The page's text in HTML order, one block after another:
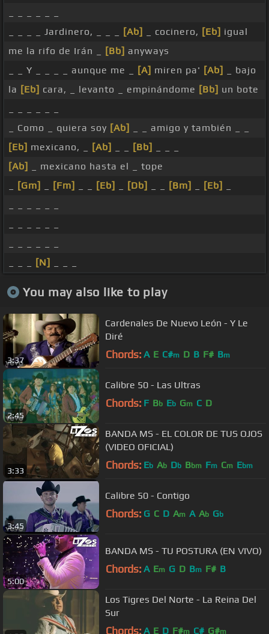
_ _ _ _ Jardinero, _ _ _
[Ab] _ cocinero, [Eb] igual
me la rifo de Irán _
[Bb] anyways
_ _ Y _ _ _ _ aunque me _
[A] miren pa' [Ab]
_ bajo
la [Eb] cara, _ levanto _ empinándome [Bb] un bote
_ Como _ quiera soy [Ab]
_ _ amigo y también _ _
[Eb] mexicano, _ [Ab] [Bb]
[Ab]
_ mexicano hasta el _ tope
[Gm] [Fm] [Eb] [Db] [Bm] [Eb]
[N]
You may also like to play
3:37
Cardenales De Nuevo León - Y Le
Diré
Chords: A E C#m D B F# Bm
2:45
Calibre 50 - Las Ultras
Chords: F Bb Eb Gm C D
3:33
BANDA MS - EL COLOR DE TUS OJOS
(VIDEO OFICIAL)
Chords: Eb Ab Db Bbm Fm Cm Ebm
3:45
Calibre 50 - Contigo
Chords: G C D Am A Ab Gb
5:00
BANDA MS - TU POSTURA (EN VIVO)
Chords: A Em G D Bm F# B
Los Tigres Del Norte - La Reina Del
Sur
Chords: A E D F#m C# G#m